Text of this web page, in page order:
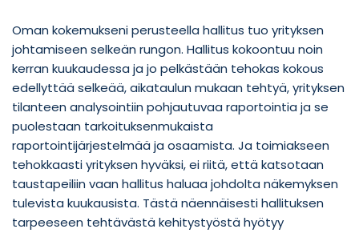
Oman kokemukseni perusteella hallitus tuo yrityksen
johtamiseen selkeän rungon. Hallitus kokoontuu noin
kerran kuukaudessa ja jo pelkästään tehokas kokous
edellyttää selkeää, aikataulun mukaan tehtyä, yrityksen
tilanteen analysointiin pohjautuvaa raportointia ja se
puolestaan tarkoituksenmukaista
raportointijärjestelmää ja osaamista. Ja toimiakseen
tehokkaasti yrityksen hyväksi, ei riitä, että katsotaan
taustapeiliin vaan hallitus haluaa johdolta näkemyksen
tulevista kuukausista. Tästä näennäisesti hallituksen
tarpeeseen tehtävästä kehitystyöstä hyötyy